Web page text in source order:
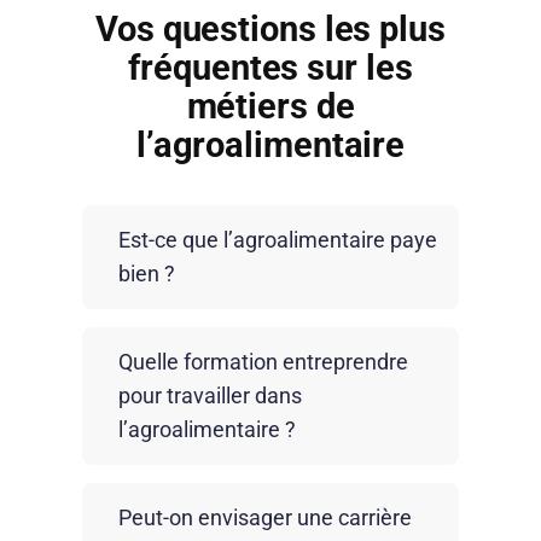
Vos questions les plus
fréquentes sur les
métiers de
l’agroalimentaire
Est-ce que l’agroalimentaire paye
bien ?
l’expérience. Un opérateur démarre
souvent au SMIC, tandis qu’un
conducteur de ligne ou un technicien de
postes en responsabilité offrent des
Quelle formation entreprendre
pour travailler dans
l’agroalimentaire ?
accessibles sans diplôme, avec
Peut-on envisager une carrière